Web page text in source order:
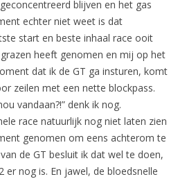
blijven en het gas
echter niet weet is dat
start en beste inhaal race ooit
heeft genomen en mij op het
dat ik de GT ga insturen, komt
zeilen met een nette blockpass.
vandaan?!” denk ik nog.
race natuurlijk nog niet laten zien
genomen om eens achterom te
de GT besluit ik dat wel te doen,
nog is. En jawel, de bloedsnelle